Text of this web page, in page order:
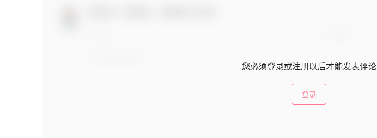
您必须登录或注册以后才能发表评论
登录